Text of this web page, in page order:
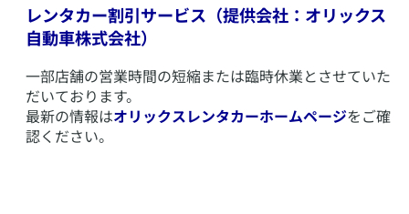
レンタカー割引サービス（提供会社：オリックス
自動車株式会社）
​一部店舗の営業時間の短縮または臨時休業とさせていた
だいております。
最新の情報はオリックスレンタカーホームページをご確
認ください。